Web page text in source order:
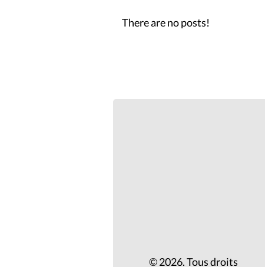
There are no posts!
© 2026. Tous droits